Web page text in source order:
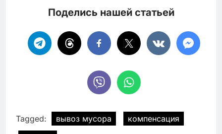
Поделись нашей статьей
Tagged: вывоз мусора
компенсация